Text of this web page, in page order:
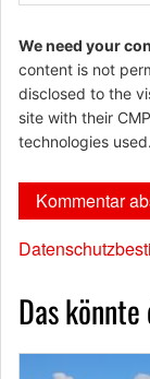
We need your
content is not
disclosed to the
site with their
technologies used.
Das